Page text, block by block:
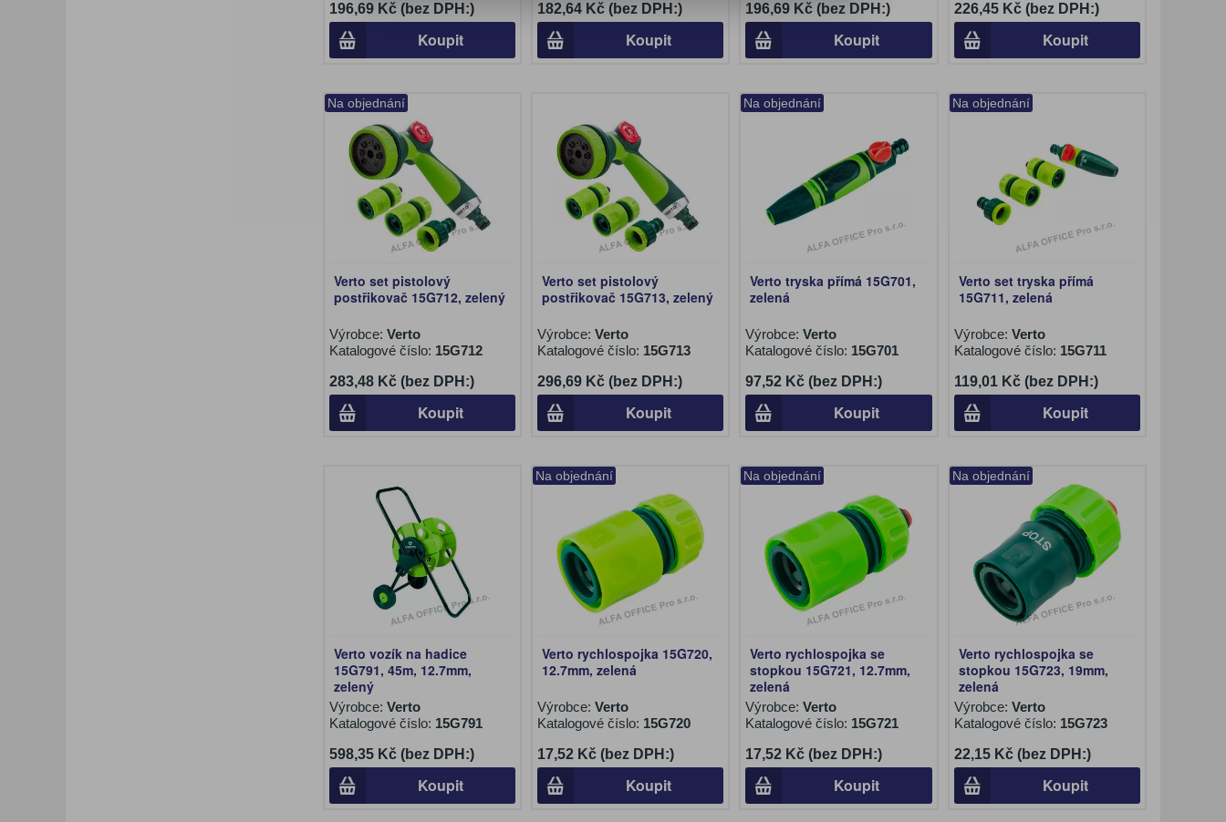
196,69 Kč (bez DPH:)
Koupit
182,64 Kč (bez DPH:)
Koupit
196,69 Kč (bez DPH:)
Koupit
226,45 Kč (bez DPH:)
Koupit
Na objednání
Verto set pistolový
postřikovač 15G712, zelený
Výrobce: Verto
Katalogové číslo: 15G712
283,48 Kč (bez DPH:)
Koupit
Verto set pistolový
postřikovač 15G713, zelený
Výrobce: Verto
Katalogové číslo: 15G713
296,69 Kč (bez DPH:)
Koupit
Na objednání
Verto tryska přímá 15G701,
zelená
Výrobce:Verto
Katalogové číslo: 15G701
97,52 Kč (bez DPH:)
Koupit
Na objednání
Verto set tryska přímá
15G711, zelená
Výrobce: Verto
Katalogové číslo: 15G711
119,01 Kč (bez DPH:)
Koupit
Verto vozík na hadice
15G791, 45m, 12.7mm,
zelený
Výrobce: Verto
Katalogové číslo: 15G791
598,35 Kč (bez DPH:)
Koupit
Na objednání
Verto rychlospojka 15G720,
12.7mm, zelená
Výrobce: Verto
Katalogové číslo: 15G720
17,52 Kč (bez DPH:)
Koupit
Na objednání
Verto rychlospojka se
stopkou 15G721, 12.7mm,
zelená
Výrobce:Verto
Katalogové číslo: 15G721
17,52 Kč (bez DPH:)
Koupit
Na objednání
Verto rychlospojka se
stopkou 15G723, 19mm,
zelená
Výrobce: Verto
Katalogové číslo: 15G723
22,15 Kč (bez DPH:)
Koupit